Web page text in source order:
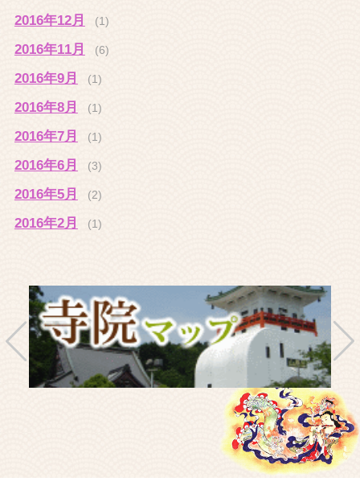
2016年12月 (1)
2016年11月 (6)
2016年9月 (1)
2016年8月 (1)
2016年7月 (1)
2016年6月 (3)
2016年5月 (2)
2016年2月 (1)